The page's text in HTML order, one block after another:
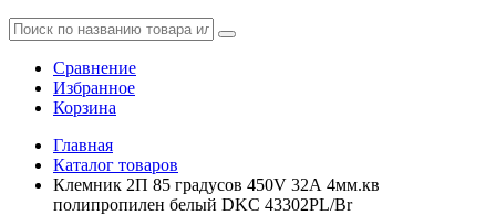
Сравнение
Избранное
Корзина
Главная
Каталог товаров
Клемник 2П 85 градусов 450V 32А 4мм.кв
полипропилен белый DKC 43302PL/Br